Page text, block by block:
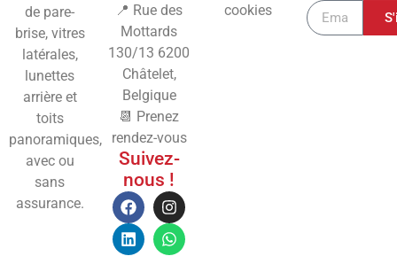
de pare-
brise, vitres
latérales,
lunettes
arrière et
toits
panoramiques,
avec ou
sans
assurance.
📍 Rue des
Mottards
130/13 6200
Châtelet,
Belgique
📆 Prenez
rendez-vous
Suivez-
nous !
cookies